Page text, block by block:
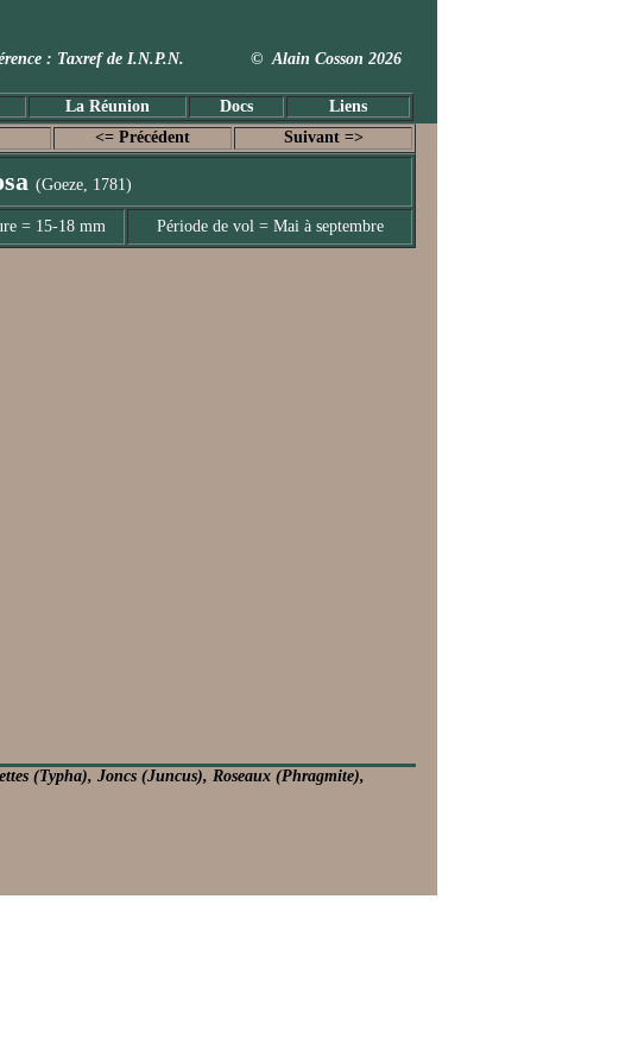
: Taxref de I.N.P.N. © Alain Cosson 2026
La Réunion Docs Liens
<= Précédent Suivant =>
(Goeze, 1781)
= 15-18 mm Période de vol = Mai à septembre
(Typha), Joncs (Juncus), Roseaux (Phragmite),